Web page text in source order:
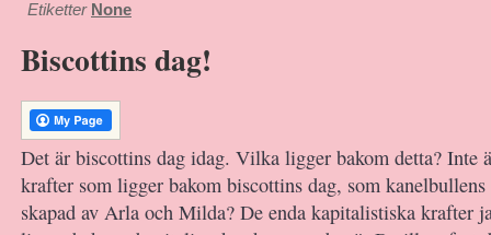
Etiketter None
Biscottins dag!
Det är biscottins dag idag. Vilka ligger bakom detta? Inte
krafter som ligger bakom biscottins dag, som
skapad av Arla och Milda? De enda kapitalistiska krafter